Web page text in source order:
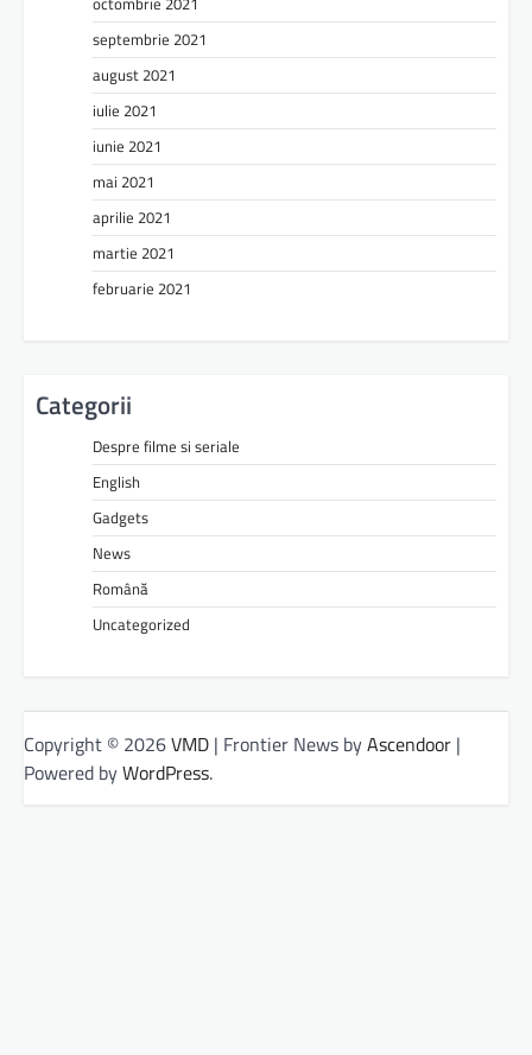
septembrie 2021
august 2021
iulie 2021
iunie 2021
mai 2021
aprilie 2021
martie 2021
februarie 2021
Categorii
Despre filme si seriale
English
Gadgets
News
Română
Uncategorized
Copyright © 2026VMD | Frontier News byAscendoor |
Powered byWordPress.